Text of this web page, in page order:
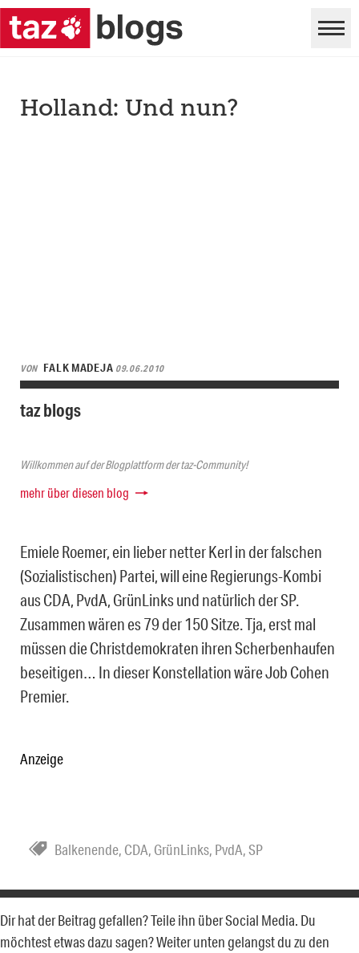
Holland: Und nun?
VON FALK MADEJA 09.06.2010
taz blogs
Willkommen auf der Blogplattform der taz-Community!
mehr über diesen blog
Emiele Roemer, ein lieber netter Kerl in der falschen
(Sozialistischen) Partei, will eine Regierungs-Kombi
aus CDA, PvdA, GrünLinks und natürlich der SP.
Zusammen wären es 79 der 150 Sitze. Tja, erst mal
müssen die Christdemokraten ihren Scherbenhaufen
beseitigen… In dieser Konstellation wäre Job Cohen
Premier.
Anzeige
Balkenende, CDA, GrünLinks, PvdA,SP
Dir hat der Beitrag gefallen? Teile ihn über Social Media. Du
möchtest etwas dazu sagen? Weiter unten gelangst du zu den